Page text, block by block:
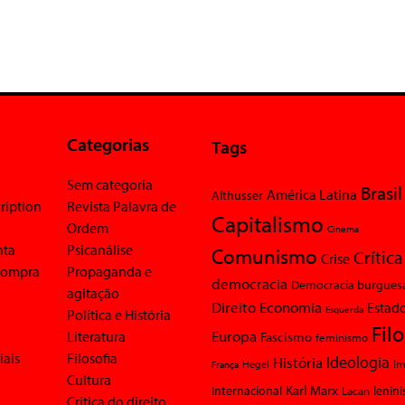
Categorias
Sem categoria
Revista Palavra de
Ordem
Psicanálise
Propaganda e
agitação
Política e História
Literatura
Filosofia
Cultura
Tags
Althusser América Latina Brasil
Capitalismo Cinema
Comunismo Crise Crítica
democracia Democracia
Direito Economia Esquerda
Europa Fascismo feminismo
França Hegel História Ideologia
Internacional Karl Marx Lacan